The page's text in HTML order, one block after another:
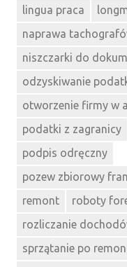
lingua praca
naprawa
niszczarki do
odzyskiwanie
otworzenie firmy w
podatki z zagranicy
podpis odręczny
pozew zbiorowy
remont
roboty
rozliczanie
sprzątanie po